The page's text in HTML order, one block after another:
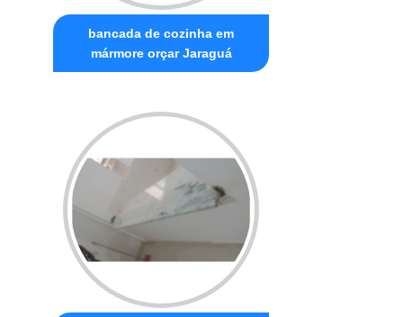
bancada de cozinha em
mármore orçar Jaraguá